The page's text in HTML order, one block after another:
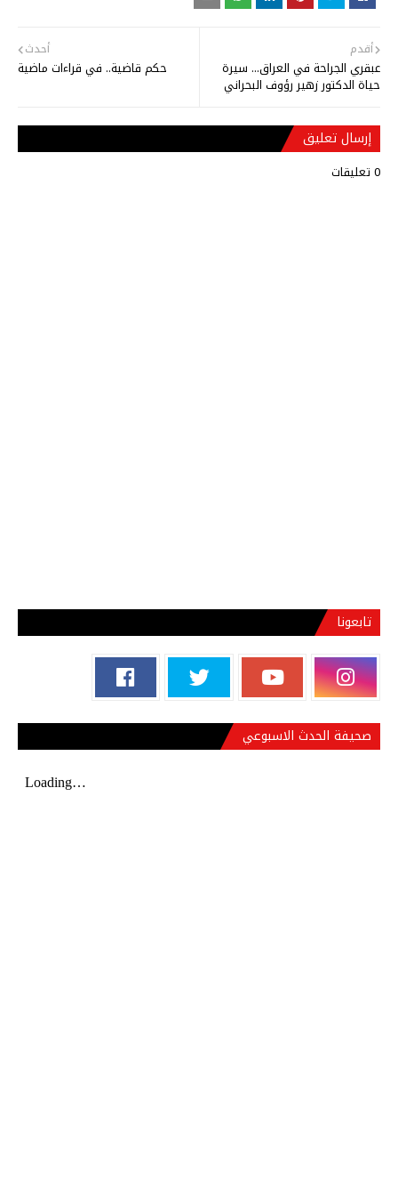
أحدث
حكم قاضية.. في قراءات ماضية
أقدم
عبقري الجراحة في العراق... سيرة
حياة الدكتور زهير رؤوف البحراني
إرسال تعليق
0 تعليقات
تابعونا
صحيفة الحدث الاسبوعي